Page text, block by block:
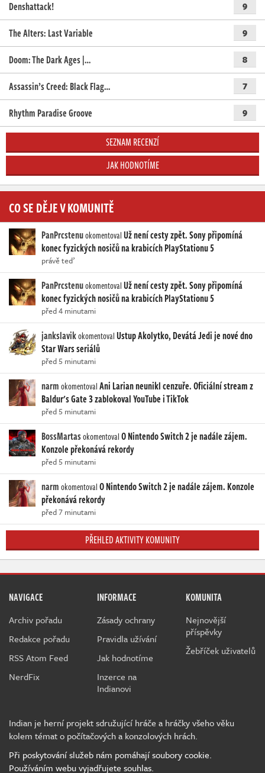
Denshattack! 9
The Alters: Last Variable 9
Doom: The Dark Ages |… 8
Assassin’s Creed: Black Flag… 7
Rhythm Paradise Groove 9
SEZNAM RECENZÍ
JAK HODNOTÍME
CO SE DĚJE V KOMUNITĚ
PanPrcstenuokomentovalUž není cesty zpět. Sony připomíná
konec fyzických nosičů na krabicích PlayStationu 5
právě teď
PanPrcstenuokomentovalUž není cesty zpět. Sony připomíná
konec fyzických nosičů na krabicích PlayStationu 5
před 4 minutami
jankslavikokomentovalUstup Akolytko, Devátá Jedi je nové dno
Star Wars seriálů
před 5 minutami
narmokomentovalAni Larian neunikl cenzuře. Oficiální stream z
Baldur's Gate 3 zablokoval YouTube i TikTok
před 5 minutami
BossMartasokomentovalO Nintendo Switch 2 je nadále zájem.
Konzole překonává rekordy
před 5 minutami
narmokomentovalO Nintendo Switch 2 je nadále zájem. Konzole
překonává rekordy
před 7 minutami
PŘEHLED AKTIVITY KOMUNITY
NAVIGACE
Archiv pořadu
Redakce pořadu
RSS Atom Feed
NerdFix
INFORMACE
Zásady ochrany
Pravidla užívání
Jak hodnotíme
Inzerce na
Indianovi
KOMUNITA
Nejnovější
příspěvky
Žebříček uživatelů
Indian je herní projekt sdružující hráče a hráčky všeho věku
kolem témat o počítačových a konzolových hrách.
Při poskytování služeb nám pomáhají soubory cookie.
Používáním webu vyjadřujete souhlas.